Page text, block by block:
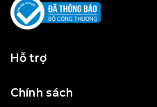
Hỗ trợ
Chính sách